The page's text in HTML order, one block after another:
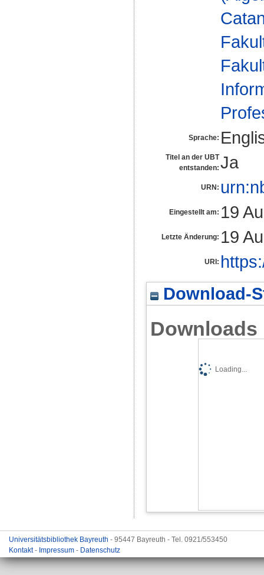
Sprache:
Titel an der UBT
entstanden: Ja
URN:
Eingestellt am: 19
Letzte Änderung: 19
URI:
Download-
Downloads
Loading...
Universitätsbibliothek Bayreuth - 95447 Bayreuth - Tel. 0921/553450
Kontakt- Impressum - Datenschutz